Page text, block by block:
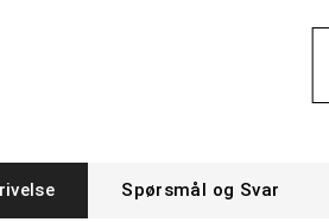
Spørsmål og Svar